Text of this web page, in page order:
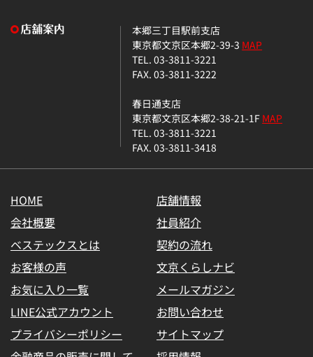
本郷三丁目駅前支店
東京都文京区本郷2-39-3 MAP
TEL. 03-3811-3221
FAX. 03-3811-3222
春日通支店
東京都文京区本郷2-38-21-1FMAP
TEL. 03-3811-3221
FAX. 03-3811-3418
HOME
店舗情報
会社概要
社員紹介
ベステックスとは
契約の流れ
お客様の声
文京くらしナビ
お気に入り一覧
メールマガジン
LINE公式アカウント
お問い合わせ
プライバシーポリシー
サイトマップ